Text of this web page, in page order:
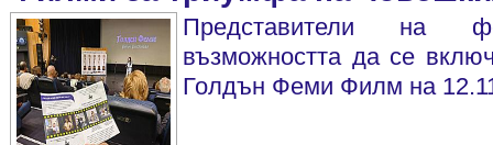
Представители на
възможността да се
Голдън Феми Филм на